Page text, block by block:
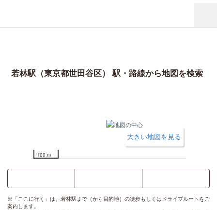
若林駅（東京都世田谷区） 駅・路線から地図を検索
100 m
大きい地図を見る
※「ここに行く」は、若林駅まで（から目的地）の徒歩もしくはドライブルートをご
案内します。